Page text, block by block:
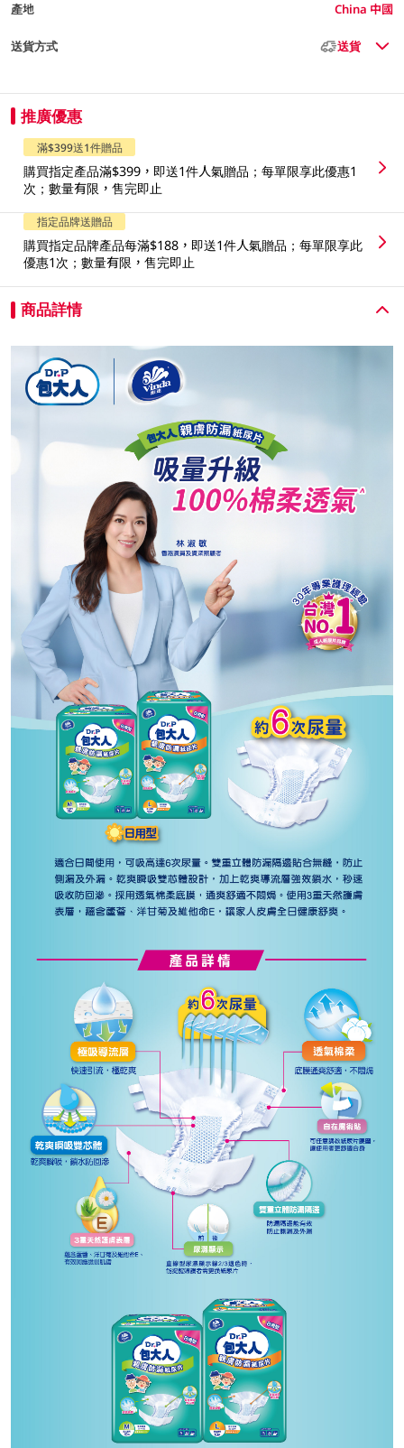
產地 China 中國
送貨方式 送貨
推廣優惠
滿$399送1件贈品
購買指定產品滿$399，即送1件人氣贈品；每單限享此優惠1
次；數量有限，售完即止
指定品牌送贈品
購買指定品牌產品每滿$188，即送1件人氣贈品；每單限享此
優惠1次；數量有限，售完即止
商品詳情